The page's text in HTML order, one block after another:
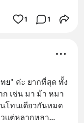
1 1
ย" ค่ะ ยากที่สุด ทั้ง
ก เช่น มา ม้า หมา
โทนเดียวกันหมด
แต่หลากหลา...